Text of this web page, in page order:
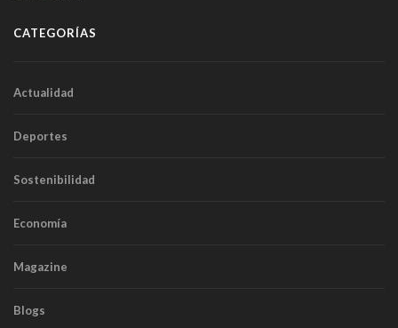
CATEGORÍAS
Actualidad
Deportes
Sostenibilidad
Economía
Magazine
Blogs